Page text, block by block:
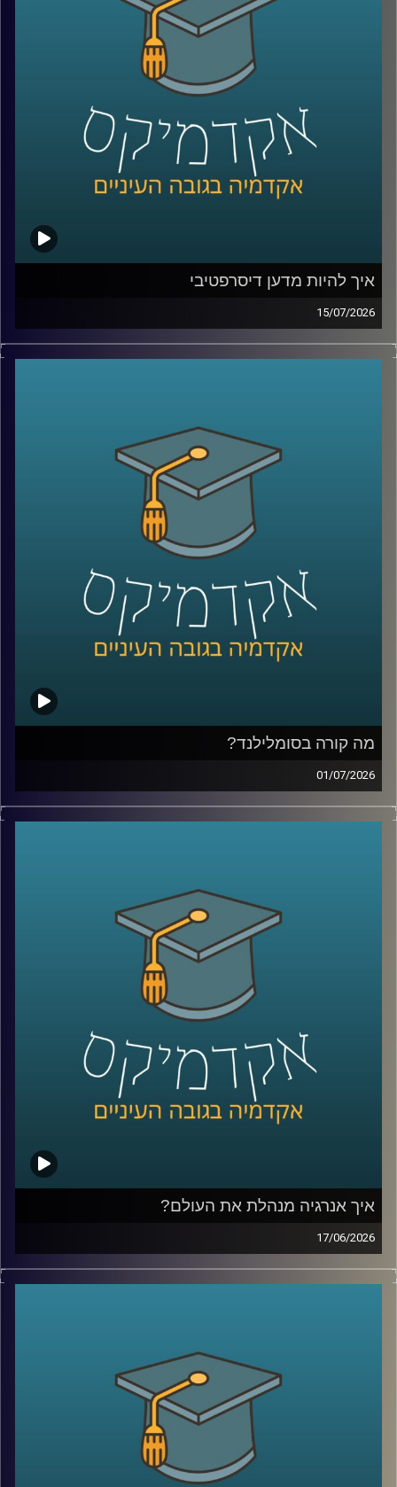
ככל שהמערכות האלה הופכות לחכמות יותר, עולה שאלה
הרבה יותר גדולה מרק מה הטכנולוגיה יודעת לעשות: האם
אנחנו יכולים לסמוך עליה? מתי אדם צריך לקבל את ההחלטה,
ומתי אפשר לתת למכונה לעשות את זה? ואם היא טועה, מי
על כל אלו נדבר עם ד״ר אביב בר זוהר, דוקטור למשפטים
בנושא חוקיות רחפנים אוטונומיים קטלניים ומשמעות
מעורבות האדם בחוג ההפעלה.
קרדיט תמונות:AudioVersity
איך להיות מדען דיסרפטיבי
15/07/2026
הרבה מההמצאות שאנחנו מכירים התחילו בכלל מטעות.
פניצילין שנולד מצלחת פטרי שהתמלאה עובש, פוסט־איט
רדאר, וארטיק שנולד כשילד שכח בחוץ כוס עם משקה ומקל
ערבוב בלילה קר.
על פניו, כל אלה נשמעים כמו מזל. אבל אולי זו רק חצי
מהתמונה. כי הרבה אנשים נתקלים בטעויות, בכישלונות
ובדברים לא צפויים, והשאלה היא מי יודע לעצור, להסתכל
עליהם אחרת, ולהפוך אותם לפריצת דרך.
האורח שלנו היום הוא מוטי שטנר, יזם סדרתי, משקיע ומרצה
באוניברסיטת רייכמן. יחד עם אחיו, פרופ׳ אורי שטנר, הוא כתב
את הספר “איך להיות מדען דיסרפטיבי”, שמנסה לשאול האם
פריצות דרך הן באמת עניין של גאונות ומזל, או שאפשר לפתח
צורת חשיבה, ואולי אפילו שיטה, שמגדילה את הסיכוי לזהות
שאלות גדולות, לערער על הנחות יסוד ולפרוץ את גבולות הידע
בפרק הזה נדבר על הדרך שבה נולדות תגליות, על מה שמדע
יכול ללמוד מהייטק, על ההבדל בין חשיבה נועזת לחשיבה לא
מבוססת, ועל השאלה האם אפשר ללמד אנשים לחשוב בצורה
קרדיט תמונות:AudioVersity
מה קורה בסומלילנד?
01/07/2026
יש בעולם מדינה עם כ-6 מיליון תושבים, ממשלה, מטבע, צבא,
דרכונים ובחירות דמוקרטיות. היא יציבה יותר מחלק מהמדינות
היום אנחנו יוצאים להכיר את סומלילנד, מדינה שרוב האנשים
מעולם לא שמעו עליה, אבל ייתכן שבעשור הקרוב היא תהפוך
לשחקנית משמעותית בזירה הגיאופוליטית.
כדי להבין איך נראים החיים במדינה שלא קיימת רשמית, למה
המעצמות הגדולות מתחילות להתעניין בה, והאם גם לישראל יש
אינטרס שם, הצטרף אליי היום השגריר ד״ר חיים קורן, בית ספר
לאודר לממשל, דיפלומטיה ואסטרטגיה, אוניברסיטת רייכמן.
שגריר ישראל הראשון לדרום סודן ושגריר מצרים
קרדיט תמונות:AudioVersity
איך אנרגיה מנהלת את העולם?
17/06/2026
בשנים האחרונות אנחנו שומעים בלי סוף על משברי אנרגיה,
מחירי נפט, גז טבעי, מצרי הורמוז ומאבקי כוח בין מדינות, אבל
ביטחון לאומי והשפעה עולמית.
בפרק של היום נדבר על איך אנרגיה מעצבת את העולם
שאנחנו חיים בו, איך גילוי הגז שינה את המעמד של ישראל
במזרח התיכון, למה מצרים הפכה לשחקנית מרכזית בתחום,
ואיך שיתופי פעולה אנרגטיים יכולים להשפיע גם על יחסים